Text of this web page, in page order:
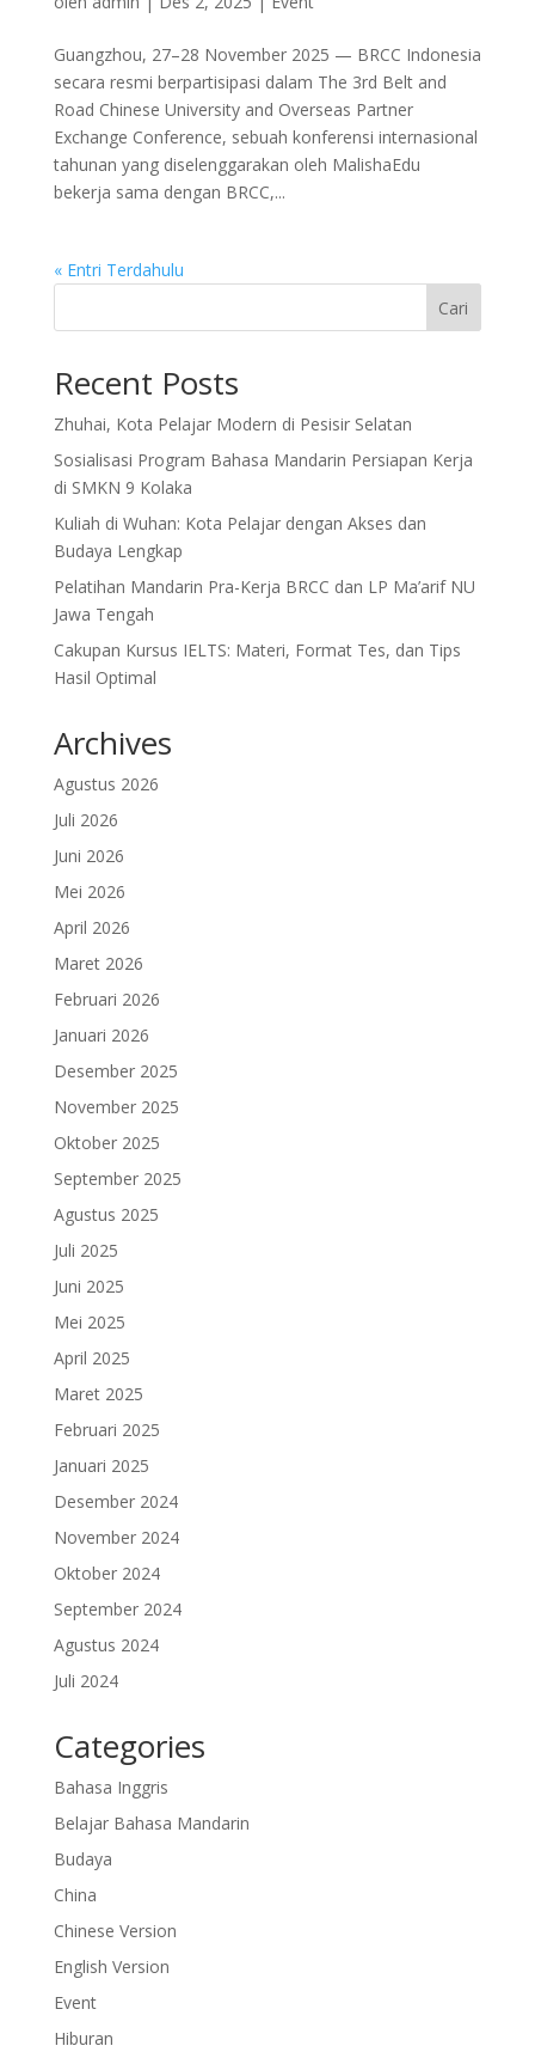
Guangzhou, 27–28 November 2025 — BRCC Indonesia
secara resmi berpartisipasi dalam The 3rd Belt and
Road Chinese University and Overseas Partner
Exchange Conference, sebuah konferensi internasional
tahunan yang diselenggarakan oleh MalishaEdu
bekerja sama dengan BRCC,...
« Entri Terdahulu
Cari
Recent Posts
Zhuhai, Kota Pelajar Modern di Pesisir Selatan
Sosialisasi Program Bahasa Mandarin Persiapan Kerja
di SMKN 9 Kolaka
Kuliah di Wuhan: Kota Pelajar dengan Akses dan
Budaya Lengkap
Pelatihan Mandarin Pra-Kerja BRCC dan LP Ma’arif NU
Jawa Tengah
Cakupan Kursus IELTS: Materi, Format Tes, dan Tips
Hasil Optimal
Archives
Agustus 2026
Juli 2026
Juni 2026
Mei 2026
April 2026
Maret 2026
Februari 2026
Januari 2026
Desember 2025
November 2025
Oktober 2025
September 2025
Agustus 2025
Juli 2025
Juni 2025
Mei 2025
April 2025
Maret 2025
Februari 2025
Januari 2025
Desember 2024
November 2024
Oktober 2024
September 2024
Agustus 2024
Juli 2024
Categories
Bahasa Inggris
Belajar Bahasa Mandarin
Budaya
China
Chinese Version
English Version
Event
Hiburan